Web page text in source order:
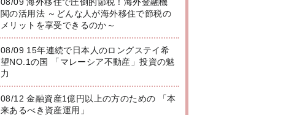
関の活用法 ～どんな人が海外移住で節税の
メリットを享受できるのか～
08/09 15年連続で日本人のロングステイ希
望NO.1の国 「マレーシア不動産」投資の魅
力
08/12 金融資産1億円以上の方のための 「本
来あるべき資産運用」